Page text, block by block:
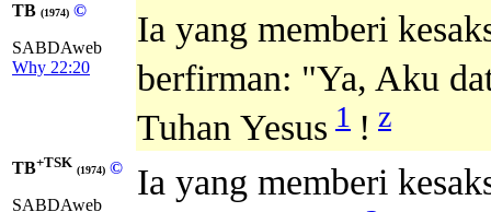
TB (1974) ©
SABDAweb
Why 22:20
Ia yang memberi
berfirman: "Ya, Aku
Tuhan Yesus 1 ! z
TB+TSK (1974) ©
SABDAweb
Ia yang memberi